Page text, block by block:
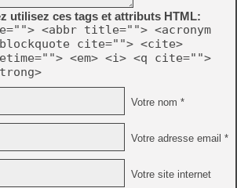
utilisez ces tags et attributs HTML:
<abbr title=""> <acronym
cite=""> <cite>
<em> <i> <q cite="">
Votre nom *
Votre adresse email *
Votre site internet